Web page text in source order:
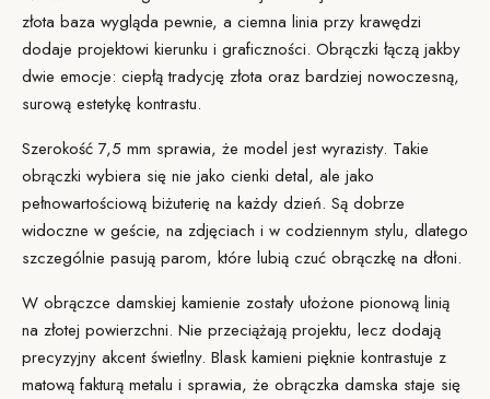
złota baza wygląda pewnie, a ciemna linia przy krawędzi
dodaje projektowi kierunku i graficzności. Obrączki łączą jakby
dwie emocje: ciepłą tradycję złota oraz bardziej nowoczesną,
surową estetykę kontrastu.
Szerokość 7,5 mm sprawia, że model jest wyrazisty. Takie
obrączki wybiera się nie jako cienki detal, ale jako
pełnowartościową biżuterię na każdy dzień. Są dobrze
widoczne w geście, na zdjęciach i w codziennym stylu, dlatego
szczególnie pasują parom, które lubią czuć obrączkę na dłoni.
W obrączce damskiej kamienie zostały ułożone pionową linią
na złotej powierzchni. Nie przeciążają projektu, lecz dodają
precyzyjny akcent świetlny. Blask kamieni pięknie kontrastuje z
matową fakturą metalu i sprawia, że obrączka damska staje się